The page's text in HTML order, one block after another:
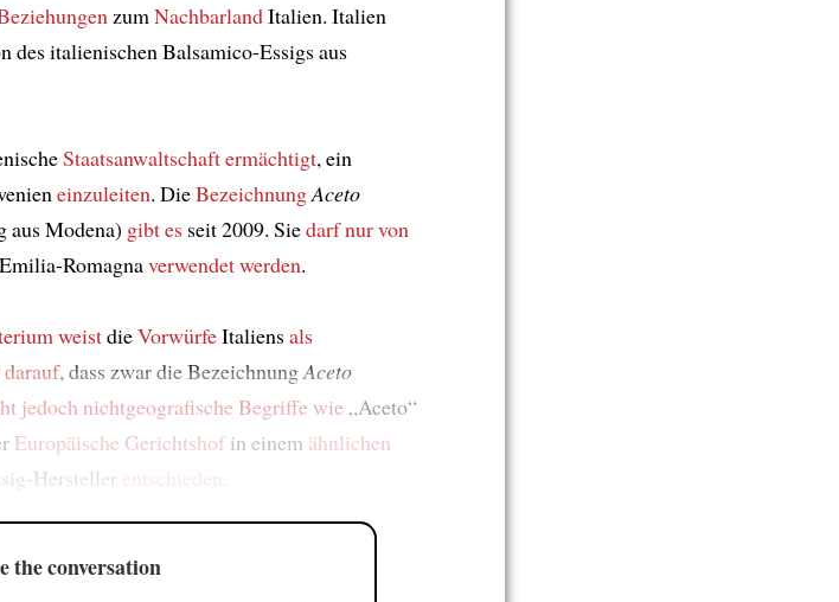
zumNachbarlandItalien. Italien
des italienischen Balsamico-Essigs aus
Staatsanwaltschaftermächtigt, ein
einzuleiten. DieBezeichnungAceto
aus Modena) gibt es seit 2009. Siedarf nurvon
Romagnaverwendet werden.
weistdieVorwürfeItaliensals
darauf, dass zwar die BezeichnungAceto
jedoch nichtgeografische Begriffe wie „Aceto“
Europäische Gerichtshofin einem ähnlichen
Hersteller entschieden
the conversation